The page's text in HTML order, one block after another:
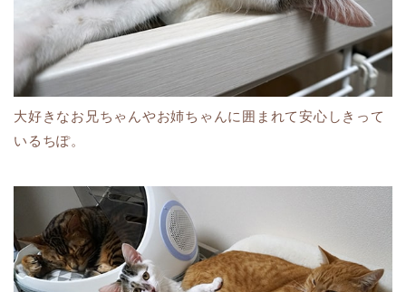
大好きなお兄ちゃんやお姉ちゃんに囲まれて安心しきって
いるちぽ。